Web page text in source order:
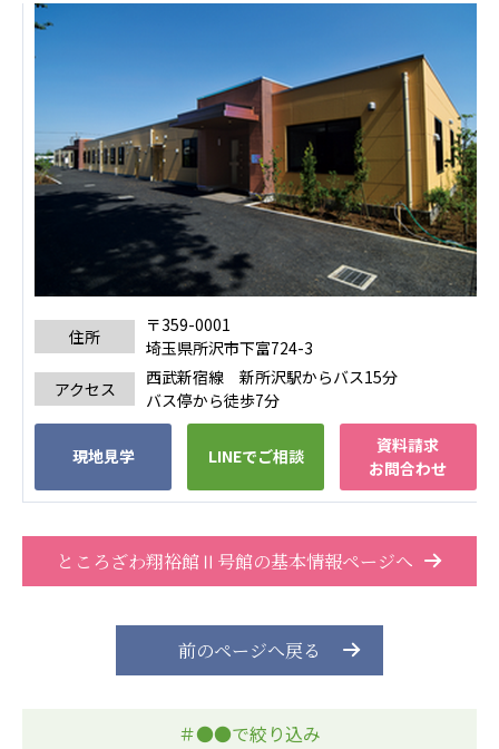
ーツクラブ
Mediclude 株式会社アジアメデカ元気事業団
株式会社フラワーコミュニティ放送
Medicare Lead Japan
株式会社日本医科学研究所
特定非営利活動法人共生フォーラム
一般社団法人フードラボジャパン
特定非営利活動法人日本医療福祉機構
海外
美迪克（上海）商务咨询有限公司
共生（大連）商務諮詢有限公司
Angkor-Japan Friendship International
住所
〒359-0001
埼玉県所沢市下富724-3
アクセス
西武新宿線 新所沢駅からバス15分
バス停から徒歩7分
現地見学 LINEでご相談
資料請求
お問合わせ
ところざわ翔裕館Ⅱ号館の基本情報ページへ
前のページへ戻る
＃●●で絞り込み